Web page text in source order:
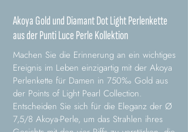
Akoya Gold und Diamant Dot Light Perlenkette
aus der Punti Luce Perle Kollektion
Machen Sie die Erinnerung an ein wichtiges
Ereignis im Leben einzigartig mit der Akoya
Perlenkette für Damen in 750‰ Gold aus
der Points of Light Pearl Collection.
Entscheiden Sie sich für die Eleganz der Ø
7,5/8 Akoya-Perle, um das Strahlen ihres